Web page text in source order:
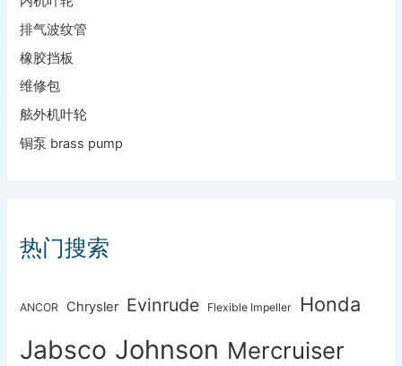
排气波纹管
橡胶挡板
维修包
舷外机叶轮
铜泵 brass pump
热门搜索
ANCOR Chrysler Evinrude Flexible Impeller Honda
Jabsco Johnson Mercruiser